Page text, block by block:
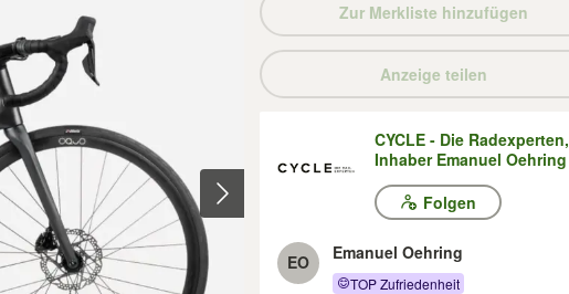
Zur Merkliste hinzufügen
Anzeige teilen
CYCLE - Die Radexperten,
Inhaber Emanuel Oehring
Folgen
EO Emanuel Oehring
TOP Zufriedenheit